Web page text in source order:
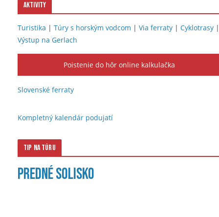
Aktivity
Turistika | Túry s horským vodcom | Via ferraty | Cyklotrasy |
Výstup na Gerlach
Poistenie do hôr online kalkulačka
Slovenské ferraty
Kompletný kalendár podujatí
Tip na túru
Predné Solisko